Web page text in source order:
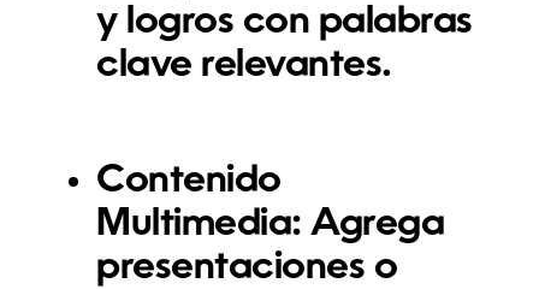
y logros con palabras
clave relevantes.
Contenido
Multimedia: Agrega
presentaciones o